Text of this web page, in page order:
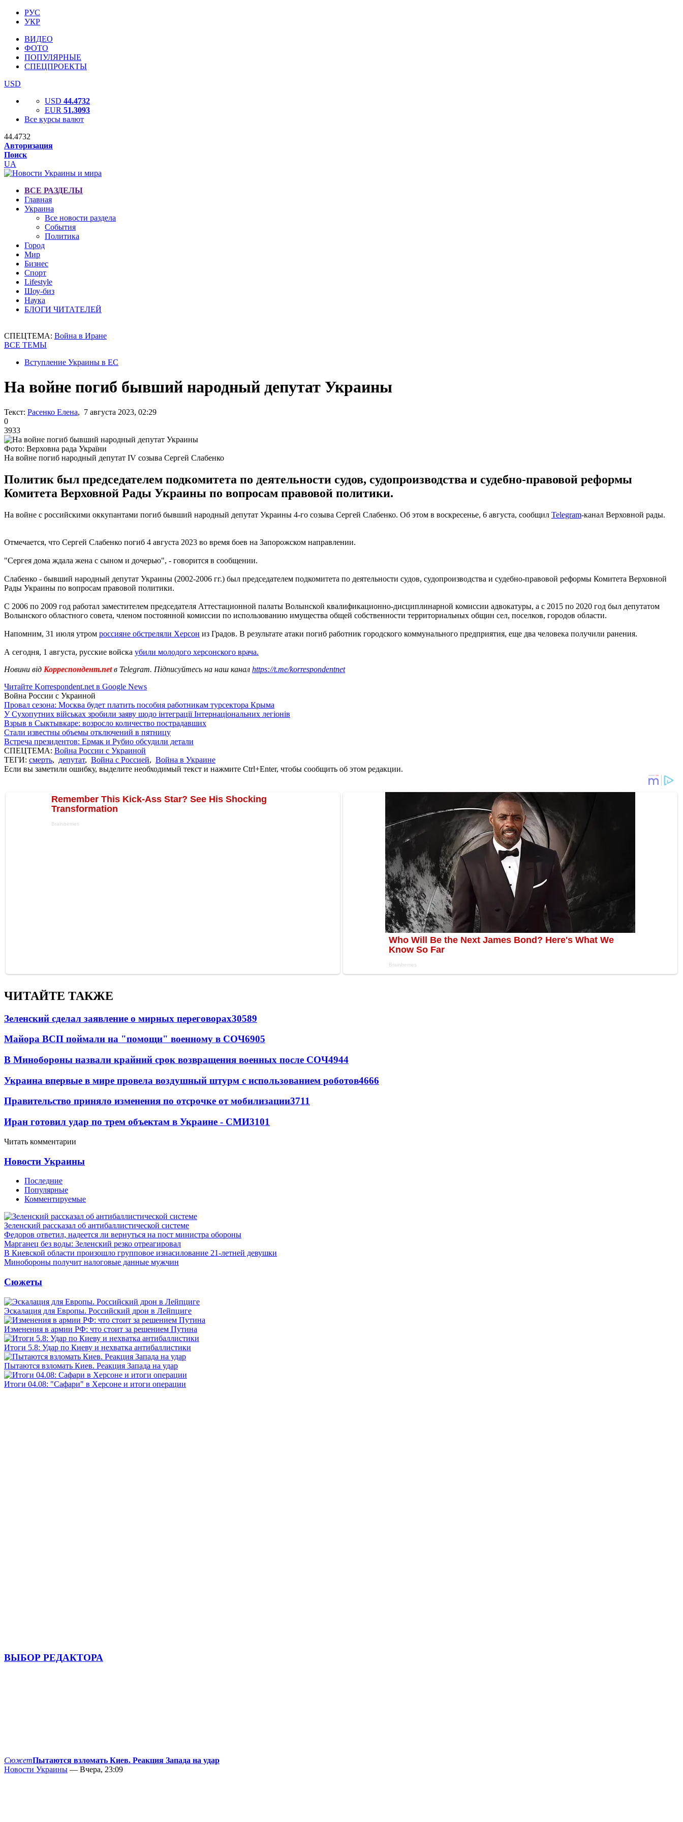
РУС
УКР
ВИДЕО
ФОТО
ПОПУЛЯРНЫЕ
СПЕЦПРОЕКТЫ
USD
USD 44.4732
EUR 51.3093
Все курсы валют
44.4732
Авторизация
Поиск
UA
ВСЕ РАЗДЕЛЫ
Главная
Украина
Все новости раздела
События
Политика
Город
Мир
Бизнес
Спорт
Lifestyle
Шоу-биз
Наука
БЛОГИ ЧИТАТЕЛЕЙ
СПЕЦТЕМА: Война в Иране
ВСЕ ТЕМЫ
Вступление Украины в ЕС
На войне погиб бывший народный депутат Украины
Текст: Расенко Елена, 7 августа 2023, 02:29
0
3933
Фото: Верховна рада України
На войне погиб народный депутат IV созыва Сергей Слабенко
Политик был председателем подкомитета по деятельности судов, судопроизводства и судебно-правовой реформы
Комитета Верховной Рады Украины по вопросам правовой политики.
На войне с российскими оккупантами погиб бывший народный депутат Украины 4-го созыва Сергей Слабенко. Об этом в воскресенье, 6 августа, сообщил Telegram-канал Верховной рады.
Отмечается, что Сергей Слабенко погиб 4 августа 2023 во время боев на Запорожском направлении.
"Сергея дома ждала жена с сыном и дочерью", - говорится в сообщении.
Слабенко - бывший народный депутат Украины (2002-2006 гг.) был председателем подкомитета по деятельности судов, судопроизводства и судебно-правовой реформы Комитета Верховной
Рады Украины по вопросам правовой политики.
С 2006 по 2009 год работал заместителем председателя Аттестационной палаты Волынской квалификационно-дисциплинарной комиссии адвокатуры, а с 2015 по 2020 год был депутатом
Волынского областного совета, членом постоянной комиссии по использованию имущества общей собственности территориальных общин сел, поселков, городов области.
Напомним, 31 июля утром россияне обстреляли Херсон из Градов. В результате атаки погиб работник городского коммунального предприятия, еще два человека получили ранения.
А сегодня, 1 августа, русские войска убили молодого херсонского врача.
Новини від Корреспондент.netв Telegram. Підписуйтесь на наш канал https://t.me/korrespondentnet
Читайте Korrespondent.net в Google News
Война России с Украиной
Провал сезона: Москва будет платить пособия работникам турсектора Крыма
У Сухопутних військах зробили заяву щодо інтеграції Інтернаціональних легіонів
Взрыв в Сыктывкаре: возросло количество пострадавших
Стали известны объемы отключений в пятницу
Встреча президентов: Ермак и Рубио обсудили детали
СПЕЦТЕМА: Война России с Украиной
ТЕГИ: смерть, депутат, Война с Россией, Война в Украине
Если вы заметили ошибку, выделите необходимый текст и нажмите Ctrl+Enter, чтобы сообщить об этом редакции.
ЧИТАЙТЕ ТАКЖЕ
Зеленский сделал заявление о мирных переговорах30589
Майора ВСП поймали на "помощи" военному в СОЧ6905
В Минобороны назвали крайний срок возвращения военных после СОЧ4944
Украина впервые в мире провела воздушный штурм с использованием роботов4666
Правительство приняло изменения по отсрочке от мобилизации3711
Иран готовил удар по трем объектам в Украине - СМИ3101
Читать комментарии
Новости Украины
Последние
Популярные
Комментируемые
Зеленский рассказал об антибаллистической системе
Федоров ответил, надеется ли вернуться на пост министра обороны
Марганец без воды: Зеленский резко отреагировал
В Киевской области произошло групповое изнасилование 21-летней девушки
Минобороны получит налоговые данные мужчин
Сюжеты
Эскалация для Европы. Российский дрон в Лейпциге
Изменения в армии РФ: что стоит за решением Путина
Итоги 5.8: Удар по Киеву и нехватка антибаллистики
Пытаются взломать Киев. Реакция Запада на удар
Итоги 04.08: "Сафари" в Херсоне и итоги операции
ВЫБОР РЕДАКТОРА
СюжетПытаются взломать Киев. Реакция Запада на удар
Новости Украины — Вчера, 23:09